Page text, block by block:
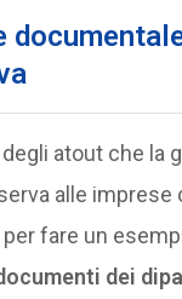
degli atout che la
alle imprese
fare un
dei